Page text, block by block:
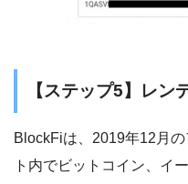
【ステップ5】レン
BlockFiは、2019年12月
ト内でビットコイン、イ